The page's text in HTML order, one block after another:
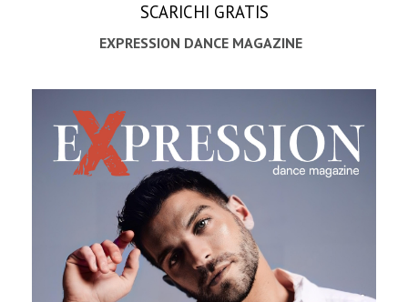
SCARICHI GRATIS
EXPRESSION DANCE MAGAZINE